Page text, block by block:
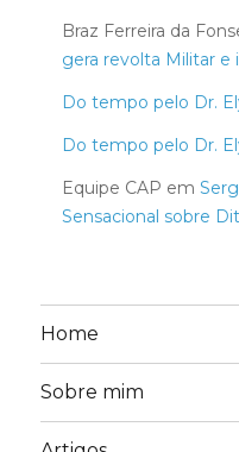
Braz Ferreira da
gera revolta Militar
Do tempo pelo Dr.
Do tempo pelo Dr.
Equipe CAP em
Sensacional sobre
Home
Sobre mim